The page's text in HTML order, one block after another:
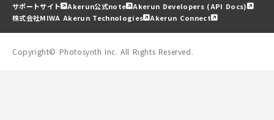
サポートサイト Akerun公式note
Akerun Developers (API Docs)
株式会社MIWA Akerun Technologies
Akerun Connect
Copyright© Photosynth Inc. All Rights Reserved.